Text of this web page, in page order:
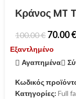
Κράνος MT
100.00€ 70.00€
Εξαντλημένο
Αγαπημένα
Κωδικός
Κατηγορίες: Full